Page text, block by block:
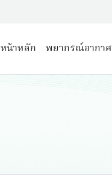
หน้าหลัก พยากรณ์อากาศ